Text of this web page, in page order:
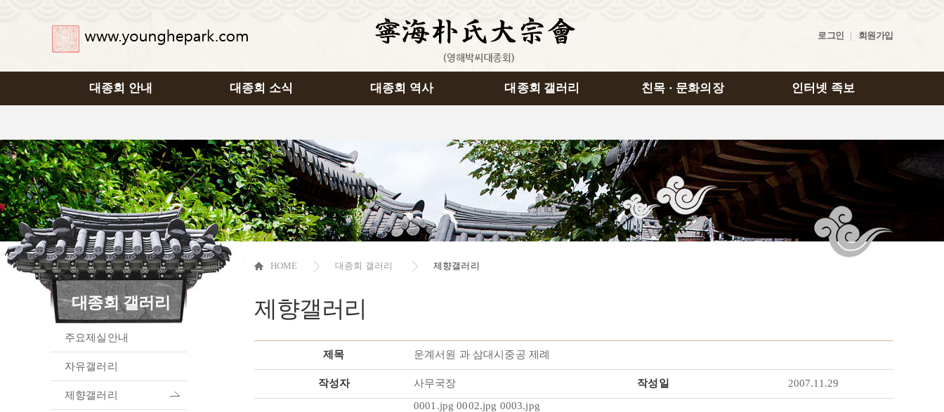
로그인 | 회원가입
대종회 안내 대종회 소식 대종회 역사 대종회 갤러리 친목 · 문화의장 인터넷 족보
HOME 대종회 갤러리 제향갤러리
대종회 갤러리
주요제실안내
자유갤러리
제향갤러리
제향갤러리
제목 운계서원 과 삼대시중공 제례
작성자 사무국장 작성일 2007.11.29
0001.jpg 0002.jpg 0003.jpg